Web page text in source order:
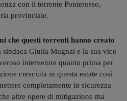
con il torrente Ponterosso,
provinciale.
che questi torrenti hanno creato
sindaca Giulia Mugnai e la sua vice
intervenire quanto prima per
cresciuta in questa estate così
completamente in sicurezza
altre opere di mitigazione ma